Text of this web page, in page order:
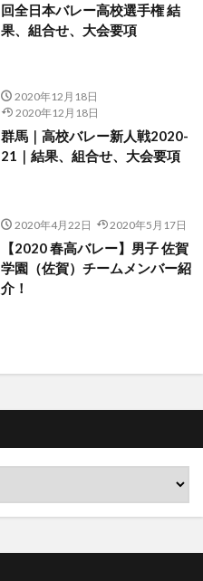
回全日本バレー高校選手権 結
果、組合せ、大会要項
2020年12月18日
2020年12月18日
群馬｜高校バレー新人戦2020-
21｜結果、組合せ、大会要項
2020年4月22日 2020年5月17日
【2020 春高バレー】男子 佐賀
学園（佐賀）チームメンバー紹
介！